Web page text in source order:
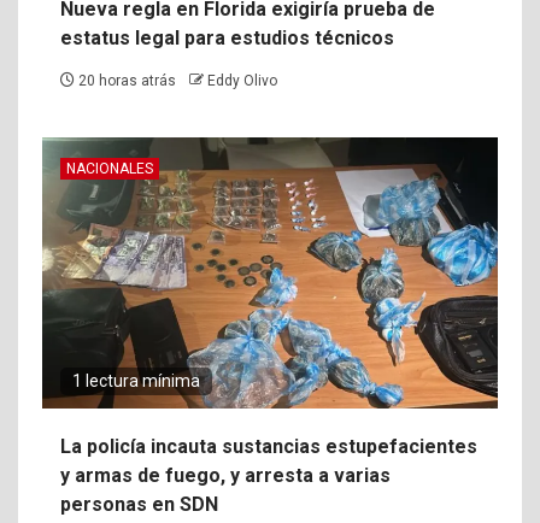
Nueva regla en Florida exigiría prueba de
estatus legal para estudios técnicos
20 horas atrás Eddy Olivo
NACIONALES
1 lectura mínima
La policía incauta sustancias estupefacientes
y armas de fuego, y arresta a varias
personas en SDN